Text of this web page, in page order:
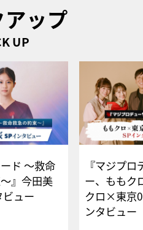
ップ
UP
ド ～救命
』今田美
ビュー
『マジプロ
ー、ももク
クロ×東京
ンタビュー